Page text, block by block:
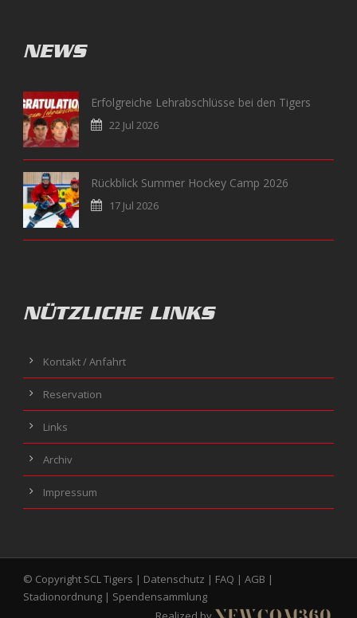
NEWS
Erfolgreiche Lehrabschlüsse bei den Tigers
22 Jul 2026
Rückblick Summer Hockey Camp 2026
17 Jul 2026
NÜTZLICHE LINKS
Kontakt / Anfahrt
Reservation
Links
Archiv
Impressum
© Copyright SCL Tigers | Datenschutz | FAQ | AGB |
Stadionordnung | Spendensammlung